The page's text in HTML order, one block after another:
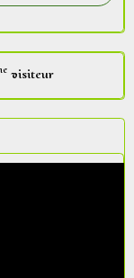
visiteur